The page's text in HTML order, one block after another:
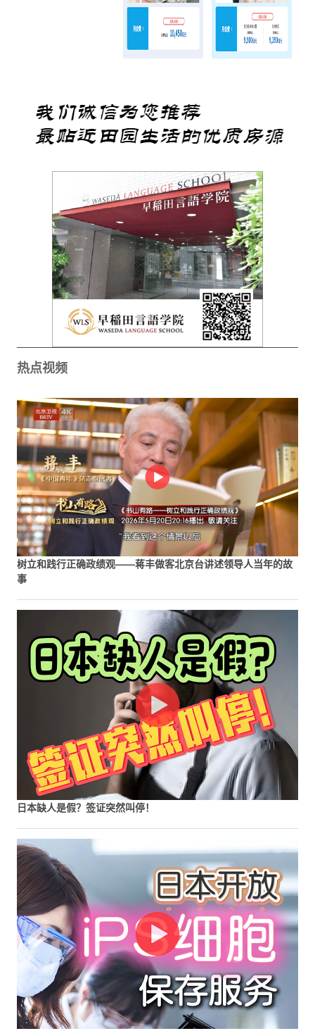
热点视频
树立和践行正确政绩观——蒋丰做客北京台讲述领导人当年的故
事
日本缺人是假？签证突然叫停！